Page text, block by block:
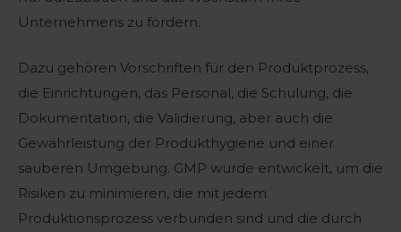
Unternehmens zu fördern.
Dazu gehören Vorschriften für den Produktprozess,
die Einrichtungen, das Personal, die Schulung, die
Dokumentation, die Validierung, aber auch die
Gewährleistung der Produkthygiene und einer
sauberen Umgebung. GMP wurde entwickelt, um die
Risiken zu minimieren, die mit jedem
Produktionsprozess verbunden sind und die durch